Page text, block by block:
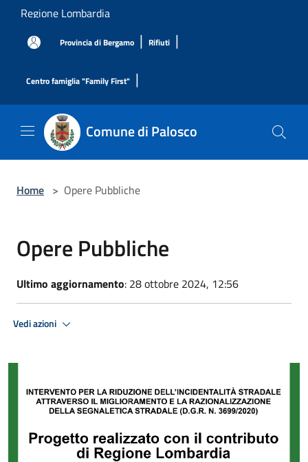
Salta al contenuto principale
Regione Lombardia
Provincia di Bergamo | Rifiuti |
Centro famiglia "Family First" |
Comune di Palosco
Home > Opere Pubbliche
Opere Pubbliche
Ultimo aggiornamento: 28 ottobre 2024, 12:56
Vedi azioni